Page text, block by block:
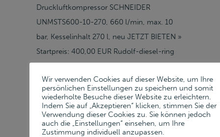
Druckluftkompressor SCHNEIDER
UNMSTS600-10-270, 660 l/min, max. 10
bar, Kesselinhalt 270 l, neu JETZT BIETEN »
Startpreis: 400,00 EUR Rudolf-diesel-ring
Verkauft 6 Besprechungsstühle neuwertig,
Stoffbezug grau, Schreibtisch, 2
Bürodrehstühle, 1 Rollcontainer JETZT
BIETEN » Startpreis: 320,00 EUR Rudolf-
Wir verwenden Cookies auf dieser Website, um Ihre
persönlichen Einstellungen zu speichern und somit
wiederholte Besuche dieser Website zu erleichtern.
Indem Sie auf „Akzeptieren“ klicken, stimmen Sie der
Verwendung dieser Cookies zu. Sie können jedoch
auch die „Einstellungen“ einsehen, um Ihre
Zustimmung individuell anzupassen.